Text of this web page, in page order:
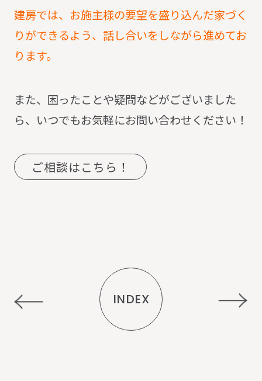
建房では、お施主様の要望を盛り込んだ家づく
りができるよう、話し合いをしながら進めてお
ります。
また、困ったことや疑問などがございました
ら、いつでもお気軽にお問い合わせください！
ご相談はこちら！
INDEX